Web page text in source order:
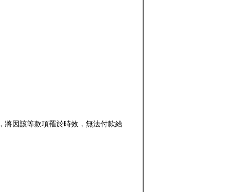
將因該等款項罹於時效，無法付款給